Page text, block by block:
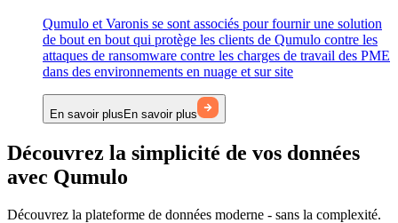
Qumulo et Varonis se sont associés pour fournir une solution
de bout en bout qui protège les clients de Qumulo contre les
attaques de ransomware contre les charges de travail des PME
dans des environnements en nuage et sur site
En savoir plus En savoir plus
Découvrez la simplicité de vos données
avec Qumulo
Découvrez la plateforme de données moderne - sans la complexité.